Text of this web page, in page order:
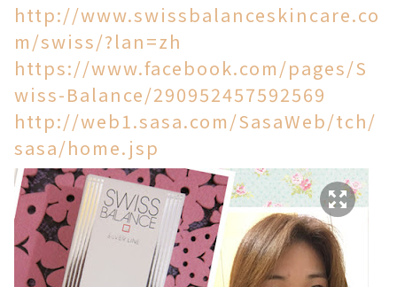
http://www.swissbalanceskincare.co
m/swiss/?lan=zh
https://www.facebook.com/pages/S
wiss-Balance/290952457592569
http://web1.sasa.com/SasaWeb/tch/
sasa/home.jsp